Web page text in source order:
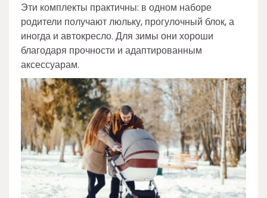
Эти комплекты практичны: в одном наборе
родители получают люльку, прогулочный блок, а
иногда и автокресло. Для зимы они хороши
благодаря прочности и адаптированным
аксессуарам.